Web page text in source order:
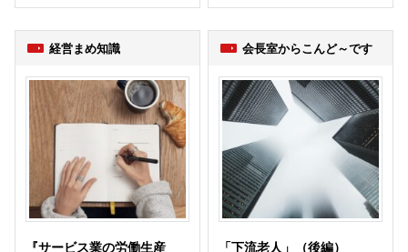
経営まめ知識
『サービス業の労働生産
会長室からこんど～です
「下流老人」（後編）